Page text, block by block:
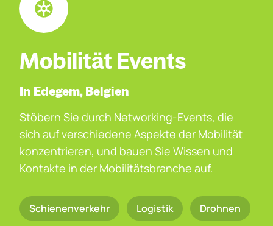
Mobilität Events
In Edegem, Belgien
Stöbern Sie durch Networking-Events, die
sich auf verschiedene Aspekte der Mobilität
konzentrieren, und bauen Sie Wissen und
Kontakte in der Mobilitätsbranche auf.
Schienenverkehr Logistik Drohnen